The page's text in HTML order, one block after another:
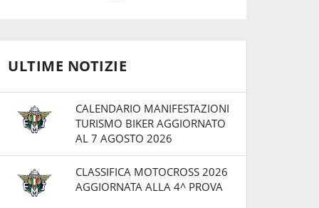
ULTIME NOTIZIE
CALENDARIO MANIFESTAZIONI
TURISMO BIKER AGGIORNATO
AL 7 AGOSTO 2026
CLASSIFICA MOTOCROSS 2026
AGGIORNATA ALLA 4^ PROVA